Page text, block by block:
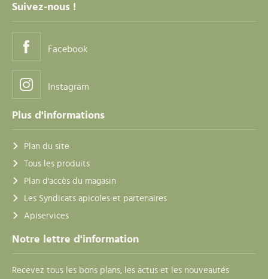
Suivez-nous !
Facebook
Instagram
Plus d'informations
Plan du site
Tous les produits
Plan d'accès du magasin
Les Syndicats apicoles et partenaires
Apiservices
Notre lettre d'information
Recevez tous les bons plans, les actus et les nouveautés